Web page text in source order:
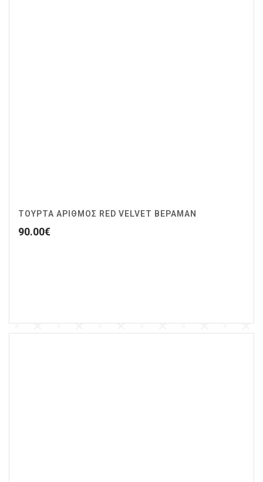
ΤΟΥΡΤΑ ΑΡΙΘΜΟΣ RED VELVET ΒΕΡΑΜΑΝ
90.00€